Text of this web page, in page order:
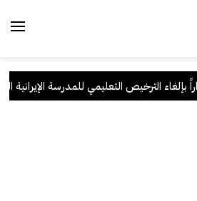
الترخيص التعليمي للمدرسة الإيرانية